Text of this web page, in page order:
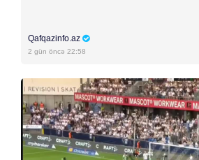
Qafqazinfo.az
2 gün öncə 22:58